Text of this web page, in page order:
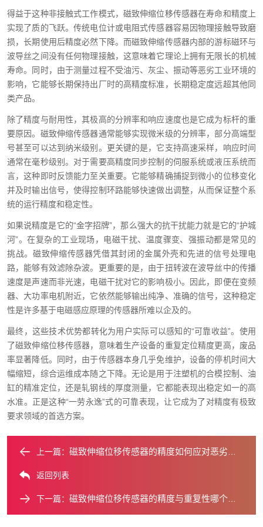
得益于这种非接触式工作模式，磁致伸缩位移传感器在寿命和精度上
实现了质的飞跃。传统电位计或电阻式传感器容易因物理接触导致磨
损，长期使用后精度必然下降。而磁致伸缩传感器内部的游标磁环与
波导丝之间没有任何物理接触，这意味着它理论上拥有无限长的机械
寿命。同时，由于测量过程不受油污、灰尘、振动等恶劣工业环境的
影响，它能够长期保持出厂时的高精度标准，长期稳定度远超其他同
类产品。
除了精度与耐用性，其极高的分辨率和响应速度也是它成为标杆的重
要原因。磁致伸缩传感器通常能够实现微米级的分辨率，部分高端型
号甚至可以达到纳米级别。更关键的是，它支持高速采样，响应时间
通常在毫秒级别。对于需要高精度同步控制的伺服系统或液压系统而
言，这种即时反馈能力至关重要。它能够精确捕捉到微小的位移变化
并及时输出信号，使得控制环路能够快速做出调整，从而保证整个系
统的运行精度和稳定性。
如果说精度是它的“金字招牌”，那么强大的抗干扰能力就是它的“护城
河”。在复杂的工业现场，电磁干扰、温度骤变、强振动都是常见的
挑战。磁致伸缩传感器凭借其封闭的金属外壳和先进的信号处理电
路，能够有效滤除杂波。更重要的是，由于扭转波在波导丝中的传播
速度是声速而非光速，电磁干扰对它的影响极小。因此，即便在变频
器、大功率电机附近，它依然能够输出纯净、准确的信号，这种稳定
性是许多基于电磁感应原理的传感器所难以企及的。
最终，这些技术优势都转化为用户实际可以感知的“可靠收益”。使用
了磁致伸缩位移传感器，意味着生产设备的重复定位精度更高，废品
率显著降低。同时，由于传感器本身几乎免维护，设备的停机时间大
幅缩短，综合运维成本随之下降。无论是用于注塑机的合模控制、油
缸的精准定位，还是轧钢线的厚度测量，它都能表现出稳定如一的高
水准。正是这种“一劳永逸”式的可靠表现，让它成为了对精度有极致
要求领域的首选方案。
上一篇： 磁致伸缩位移传感器的精度如何应对恶劣环境？
返回列表
下一篇： 磁致伸缩位移传感器的精度与重复性哪个更重要？